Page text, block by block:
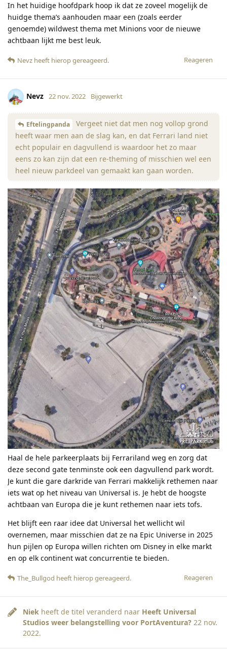
In het huidige hoofdpark hoop ik dat ze zoveel mogelijk de
huidge thema’s aanhouden maar een (zoals eerder
genoemde) wildwest thema met Minions voor de nieuwe
achtbaan lijkt me best leuk.
Reageren
Nevz heeft hierop gereageerd.
Nevz 22 nov. 2022 Bijgewerkt
Eftelingpanda
Vergeet niet dat men nog vollop grond
heeft waar men aan de slag kan, en dat Ferrari land niet
echt populair en dagvullend is waardoor het zo maar
eens zo kan zijn dat een re-theming of misschien wel een
heel nieuw parkdeel van gemaakt kan gaan worden.
Haal de hele parkeerplaats bij Ferrariland weg en zorg dat
deze second gate tenminste ook een dagvullend park wordt.
Je kunt die gare darkride van Ferrari makkelijk rethemen naar
iets wat op het niveau van Universal is. Je hebt de hoogste
achtbaan van Europa die je kunt rethemen naar iets tofs.
Het blijft een raar idee dat Universal het wellicht wil
overnemen, maar misschien dat ze na Epic Universe in 2025
hun pijlen op Europa willen richten om Disney in elke markt
en op elk continent wat concurrentie te bieden.
Reageren
The_Bullgod heeft hierop gereageerd.
Niek heeft de titel veranderd naar Heeft Universal
Studios weer belangstelling voor PortAventura? 22 nov.
2022.